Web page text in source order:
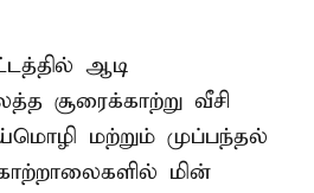
ஆடி
சூரைக்காற்று வீசி
மற்றும் முப்பந்தல்
மின்